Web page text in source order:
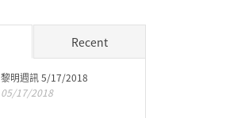
Recent
黎明週訊 5/17/2018
05/17/2018